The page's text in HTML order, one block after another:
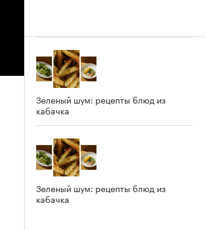
Зеленый шум: рецепты блюд из
кабачка
Зеленый шум: рецепты блюд из
кабачка